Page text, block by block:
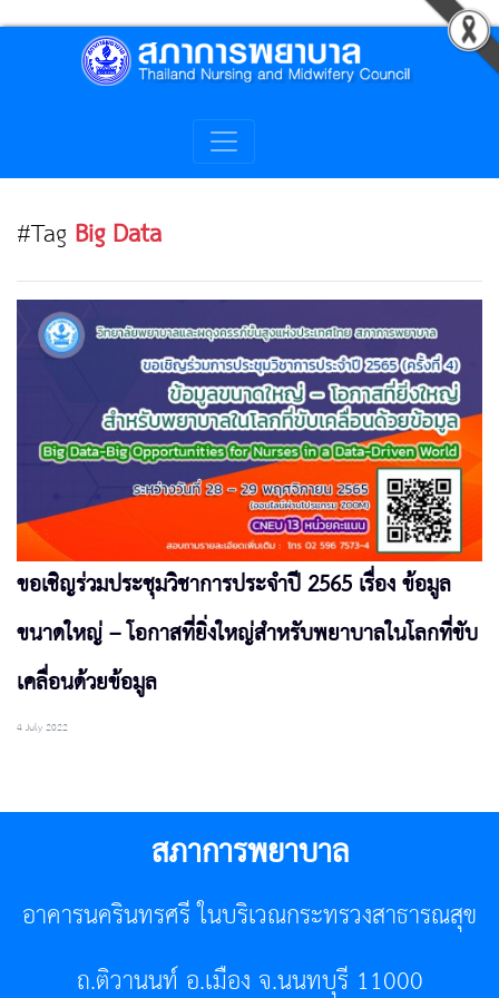
#Tag Big Data
ขอเชิญร่วมประชุมวิชาการประจำปี 2565 เรื่อง ข้อมูล
ขนาดใหญ่ – โอกาสที่ยิ่งใหญ่สำหรับพยาบาลในโลกที่ขับ
เคลื่อนด้วยข้อมูล
4 July 2022
สภาการพยาบาล
อาคารนครินทรศรี ในบริเวณกระทรวงสาธารณสุข
ถ.ติวานนท์ อ.เมือง จ.นนทบุรี 11000